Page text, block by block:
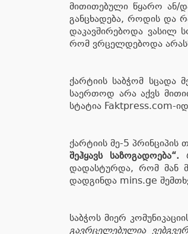
მითითებული წყარო ან/
განცხადება, როდის და
დაკავშირებოდა ვასილ
რომ ვრცელდებოდა
ქარტიის საბჭომ სცადა
საერთოდ არა აქვს
სტატია Faktpress.com-
ქარტიის მე-5 პრინციპის
შეჰყავს საზოგადოება“.
დადასტურდა, რომ მან
დადგინდა mins.ge
საბჭოს მიერ
გავრცელებულია